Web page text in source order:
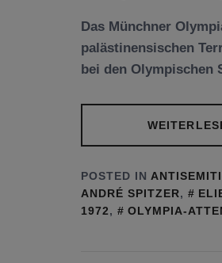
Das Münchner
palästinensischen
bei den Olympischen
POSTED IN
ANDRÉ SPITZER,
1972, OLYMPIA-